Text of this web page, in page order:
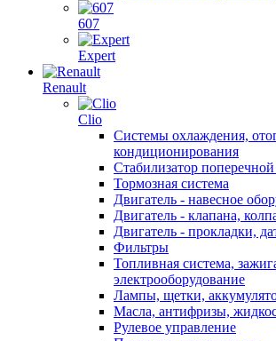
607
Expert
Renault
Clio
Системы охлаждения,
кондиционирования
Стабилизатор
Тормозная система
Двигатель - навесное
Двигатель - клапана,
Двигатель - прокладки,
Фильтры
Топливная система,
электрооборудование
Лампы, щетки,
Масла, антифризы,
Рулевое управление